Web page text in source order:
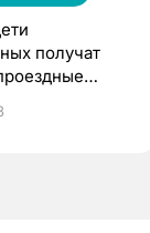
получат